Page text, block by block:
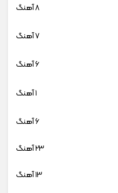
8 آهنگ
7 آهنگ
6 آهنگ
1 آهنگ
6 آهنگ
23 آهنگ
13 آهنگ